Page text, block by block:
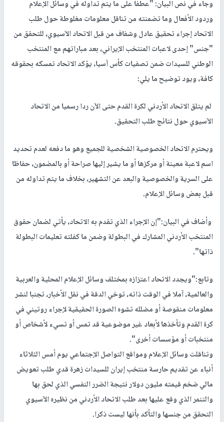
وجاء في نص البيان: "عطفا على ما يتم تداوله في وسائل الإعلام
وردود الأفعال وما تضمنته من تناقل معلومات مغلوطة حول طلب
الاتحاد إجراء تحقيق عادل وشفاف من قبل الاتحاد الآسيوي، للتحقق من
"جنس" إحدى لاعبات المنتخب الإيراني، بعد مباراتهم مع المنتخب
الوطني للسيدات ضمن تصفيات كأس آسيا، يؤكد الاتحاد تمسكه بحقوقه
كافة، ويود توضيح ما يلي:
لم يتلق الاتحاد الأردني لكرة القدم حتى الآن ردا رسميا من الاتحاد
الآسيوي حول نتائج طلب التحقيق.
ويحترم الاتحاد الخصوصية الشخصية للجميع وهو ما دفعه لعدم تحديد
اسم لاعبة معينة أو مركزها أو ما يشير إليها صراحة أو بالمضمون، حفاظا
على السرية والخصوصية والبعد عن التشهير، بخلاف ما يتم تداوله من
قبل بعض وسائل الإعلام.
وأضاف في البيان:"إن الإجراء الذي تقدم به الاتحاد، يأتي لضمان حقوق
المنتخب الأردني المشارك في البطولة وضمن ما كفلته تعليمات البطولة
ذاتها".
وتابع:"ويجدد الاتحاد اعتزازه بمختلف وسائل الإعلام المحلية والعربية
والعالمية، آملا في الوقت ذاته، توخي الدقة في نقل الأخبار، تجنبا لنشر
معلومات منقوصة أو مضلله تشوه الصورة الحقيقية لإجراء روتيني في
كرة القدم وتأخذها لأبعاد غير موضوعية قد تمس أو تسيء لأشخاص أو
منتخبات أو مؤسسات أخرى".
وتناقلت وسائل الإعلام ومواقع التواصل الإجتماعي يوم أمس الثلاثاء
أنباء عن تقديم حارسة منتخب إيران للسيدات زهرة قدي طلب تعويض
مالي ضخم قيمته مليون دولار نتيجة الضرر النفسي الذي لحق بها
والتنمر الذي وقع عليها بعد طلب الاتحاد الأردني من نظيره الآسيوي
التحقق من جنسها والتأكد بأنها ليست ذكرا.